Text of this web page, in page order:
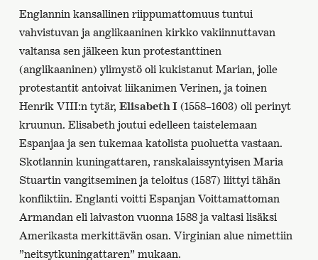
Englannin kansallinen riippumattomuus tuntui
vahvistuvan ja anglikaaninen kirkko vakiinnuttavan
valtansa sen jälkeen kun protestanttinen
(anglikaaninen) ylimystö oli kukistanut Marian, jolle
protestantit antoivat liikanimen Verinen, ja toinen
Henrik VIII:n tytär, Elisabeth I(1558–1603) oli perinyt
kruunun. Elisabeth joutui edelleen taistelemaan
Espanjaa ja sen tukemaa katolista puoluetta vastaan.
Skotlannin kuningattaren, ranskalaissyntyisen Maria
Stuartin vangitseminen ja teloitus (1587) liittyi tähän
konfliktiin. Englanti voitti Espanjan Voittamattoman
Armandan eli laivaston vuonna 1588 ja valtasi lisäksi
Amerikasta merkittävän osan. Virginian alue nimettiin
”neitsytkuningattaren” mukaan.